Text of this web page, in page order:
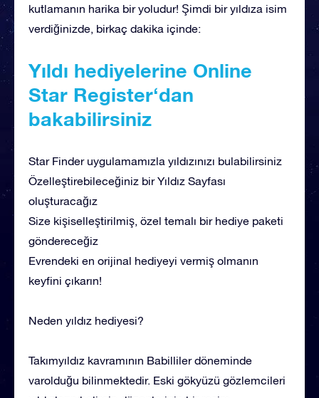
kutlamanın harika bir yoludur! Şimdi bir yıldıza isim
verdiğinizde, birkaç dakika içinde:
Yıldı hediyelerine Online
Star Register‘dan
bakabilirsiniz
Star Finder uygulamamızla yıldızınızı bulabilirsiniz
Özelleştirebileceğiniz bir Yıldız Sayfası
oluşturacağız
Size kişiselleştirilmiş, özel temalı bir hediye paketi
göndereceğiz
Evrendeki en orijinal hediyeyi vermiş olmanın
keyfini çıkarın!
Neden yıldız hediyesi?
Takımyıldız kavramının Babilliler döneminde
varolduğu bilinmektedir. Eski gökyüzü gözlemcileri